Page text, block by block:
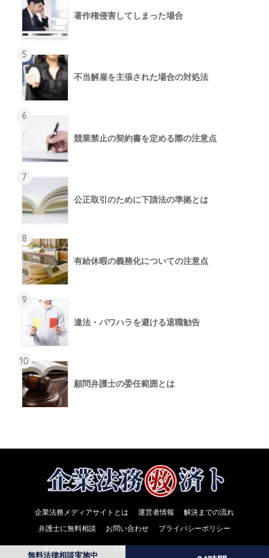
無料法律相談実施中
著作権侵害してしまった場合
5
不当解雇を主張された場合の対処法
6
競業禁止の契約書を定める際の注意点
7
公正取引のために下請法の準拠とは
8
有給休暇の義務化についての注意点
9
違法・パワハラを避ける退職勧告
10
顧問弁護士の委任範囲とは
企業法務メディアサイトとは 運営者情報
解決までの流れ
弁護士に無料相談
お問い合わせ プライバシーポリシー
© 2026 ロイヤーズハイ企業法務メディア All rights reserved.